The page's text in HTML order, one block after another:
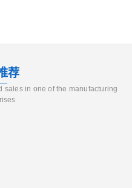
荐
sales in one of the manufacturing